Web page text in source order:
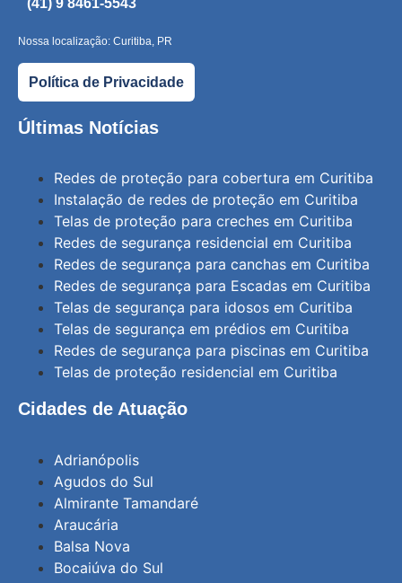
(41) 9 8461-5543
Nossa localização: Curitiba, PR
Política de Privacidade
Últimas Notícias
Redes de proteção para cobertura em Curitiba
Instalação de redes de proteção em Curitiba
Telas de proteção para creches em Curitiba
Redes de segurança residencial em Curitiba
Redes de segurança para canchas em Curitiba
Redes de segurança para Escadas em Curitiba
Telas de segurança para idosos em Curitiba
Telas de segurança em prédios em Curitiba
Redes de segurança para piscinas em Curitiba
Telas de proteção residencial em Curitiba
Cidades de Atuação
Adrianópolis
Agudos do Sul
Almirante Tamandaré
Araucária
Balsa Nova
Bocaiúva do Sul